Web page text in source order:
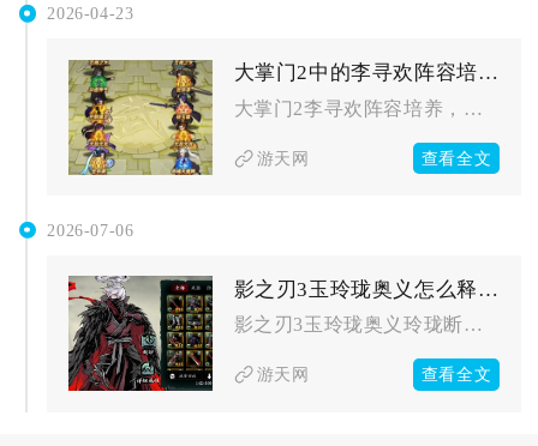
2026-04-23
大掌门2中的李寻欢阵容培养要注意哪些要点
大掌门2李寻欢阵容培养，核心是围绕其高爆发单体输出定位，搭配...
游天网 查看全文
2026-07-06
影之刃3玉玲珑奥义怎么释放技能
影之刃3玉玲珑奥义玲珑断玉需要先满足职业解锁、技能链配置、奥...
游天网 查看全文